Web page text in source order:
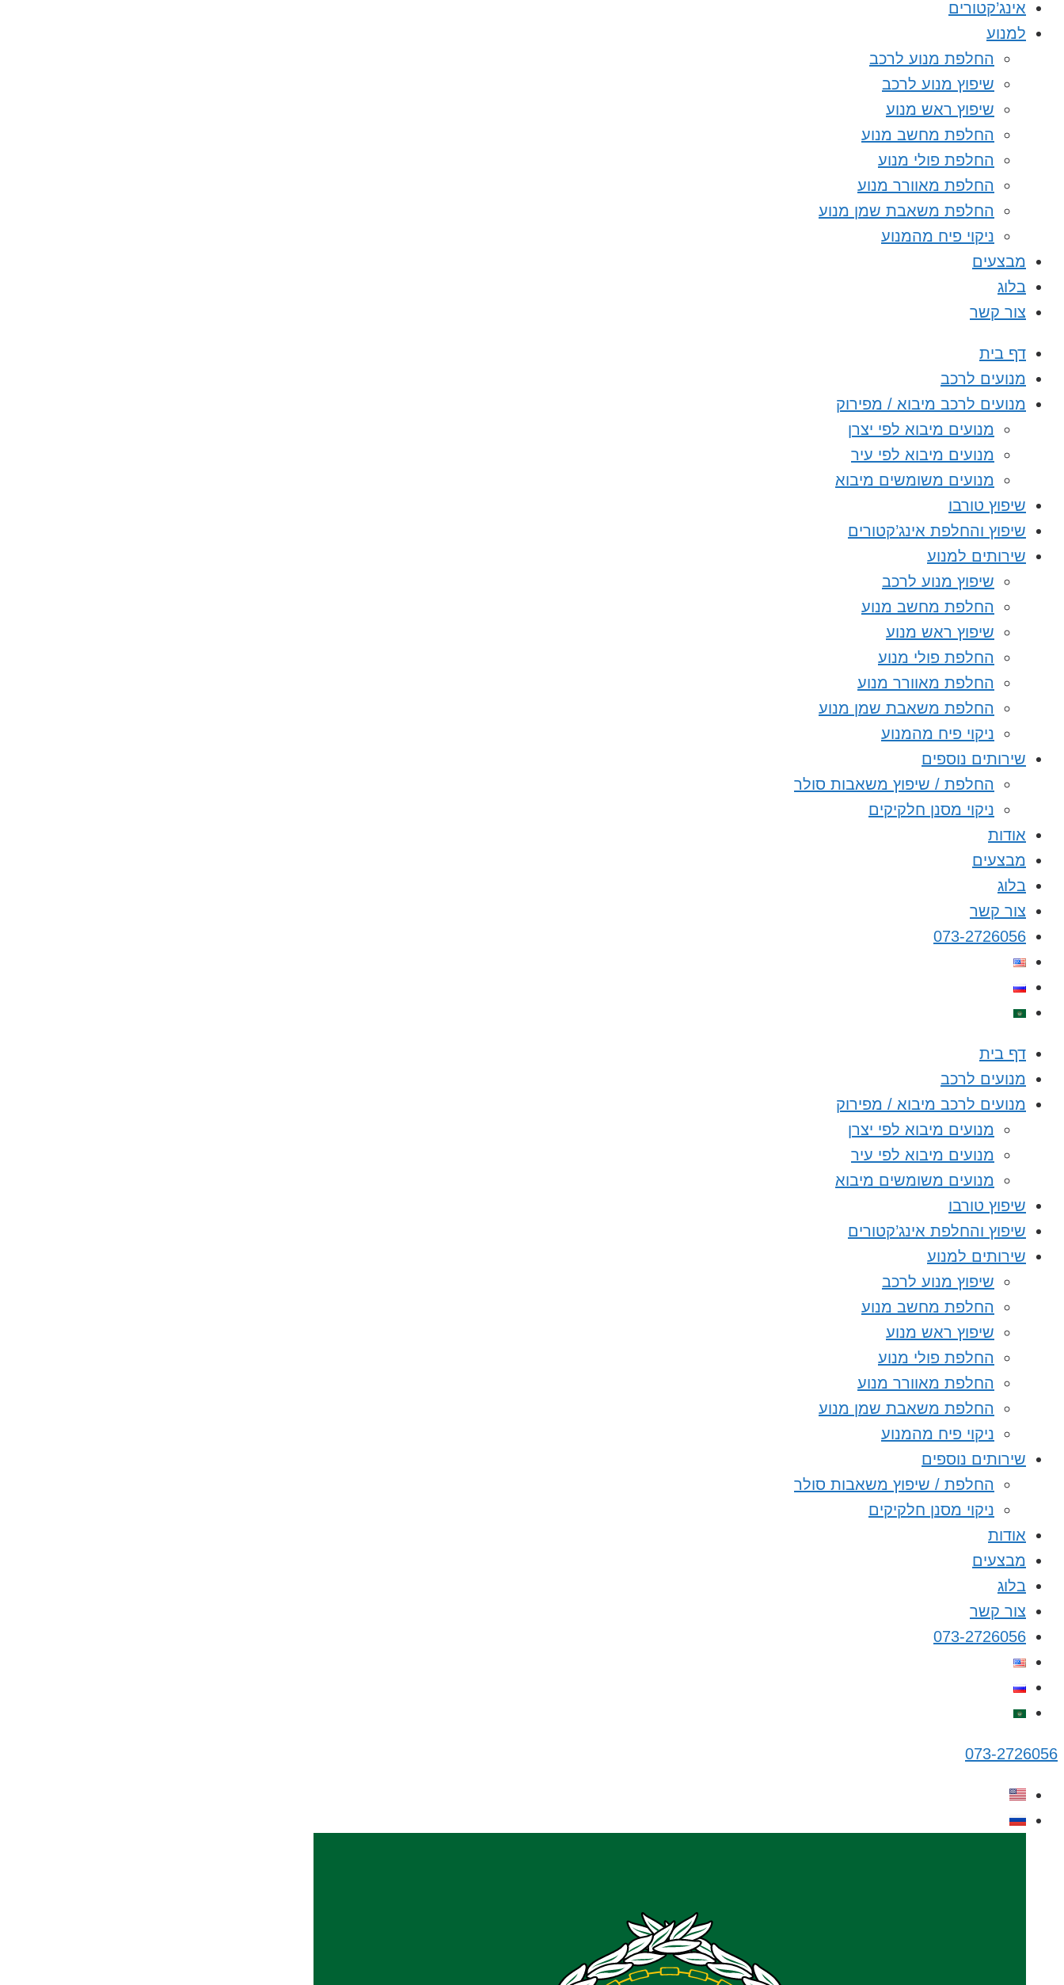
אינג’קטורים
למנוע
החלפת מנוע לרכב
שיפוץ מנוע לרכב
שיפוץ ראש מנוע
החלפת מחשב מנוע
החלפת פולי מנוע
החלפת מאוורר מנוע
החלפת משאבת שמן מנוע
ניקוי פיח מהמנוע
מבצעים
בלוג
צור קשר
דף בית
מנועים לרכב
מנועים לרכב מיבוא / מפירוק
מנועים מיבוא לפי יצרן
מנועים מיבוא לפי עיר
מנועים משומשים מיבוא
שיפוץ טורבו
שיפוץ והחלפת אינג’קטורים
שירותים למנוע
שיפוץ מנוע לרכב
החלפת מחשב מנוע
שיפוץ ראש מנוע
החלפת פולי מנוע
החלפת מאוורר מנוע
החלפת משאבת שמן מנוע
ניקוי פיח מהמנוע
שירותים נוספים
החלפת / שיפוץ משאבות סולר
ניקוי מסנן חלקיקים
אודות
מבצעים
בלוג
צור קשר
073-2726056
דף בית
מנועים לרכב
מנועים לרכב מיבוא / מפירוק
מנועים מיבוא לפי יצרן
מנועים מיבוא לפי עיר
מנועים משומשים מיבוא
שיפוץ טורבו
שיפוץ והחלפת אינג’קטורים
שירותים למנוע
שיפוץ מנוע לרכב
החלפת מחשב מנוע
שיפוץ ראש מנוע
החלפת פולי מנוע
החלפת מאוורר מנוע
החלפת משאבת שמן מנוע
ניקוי פיח מהמנוע
שירותים נוספים
החלפת / שיפוץ משאבות סולר
ניקוי מסנן חלקיקים
אודות
מבצעים
בלוג
צור קשר
073-2726056
073-2726056